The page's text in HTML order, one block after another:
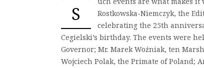
S
Rostkowska-Niemczyk, the
celebrating the 25th
Cegielski’s birthday. The events were
Governor; Mr. Marek Woźniak, ten
Wojciech Polak, the Primate of Poland;